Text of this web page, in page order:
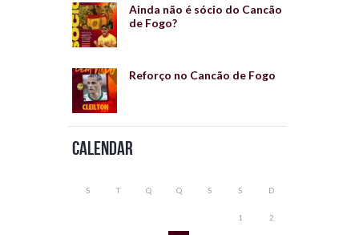
Ainda não é sócio do Cancão
de Fogo?
Reforço no Cancão de Fogo
Calendar
S T Q Q S S D
1 2